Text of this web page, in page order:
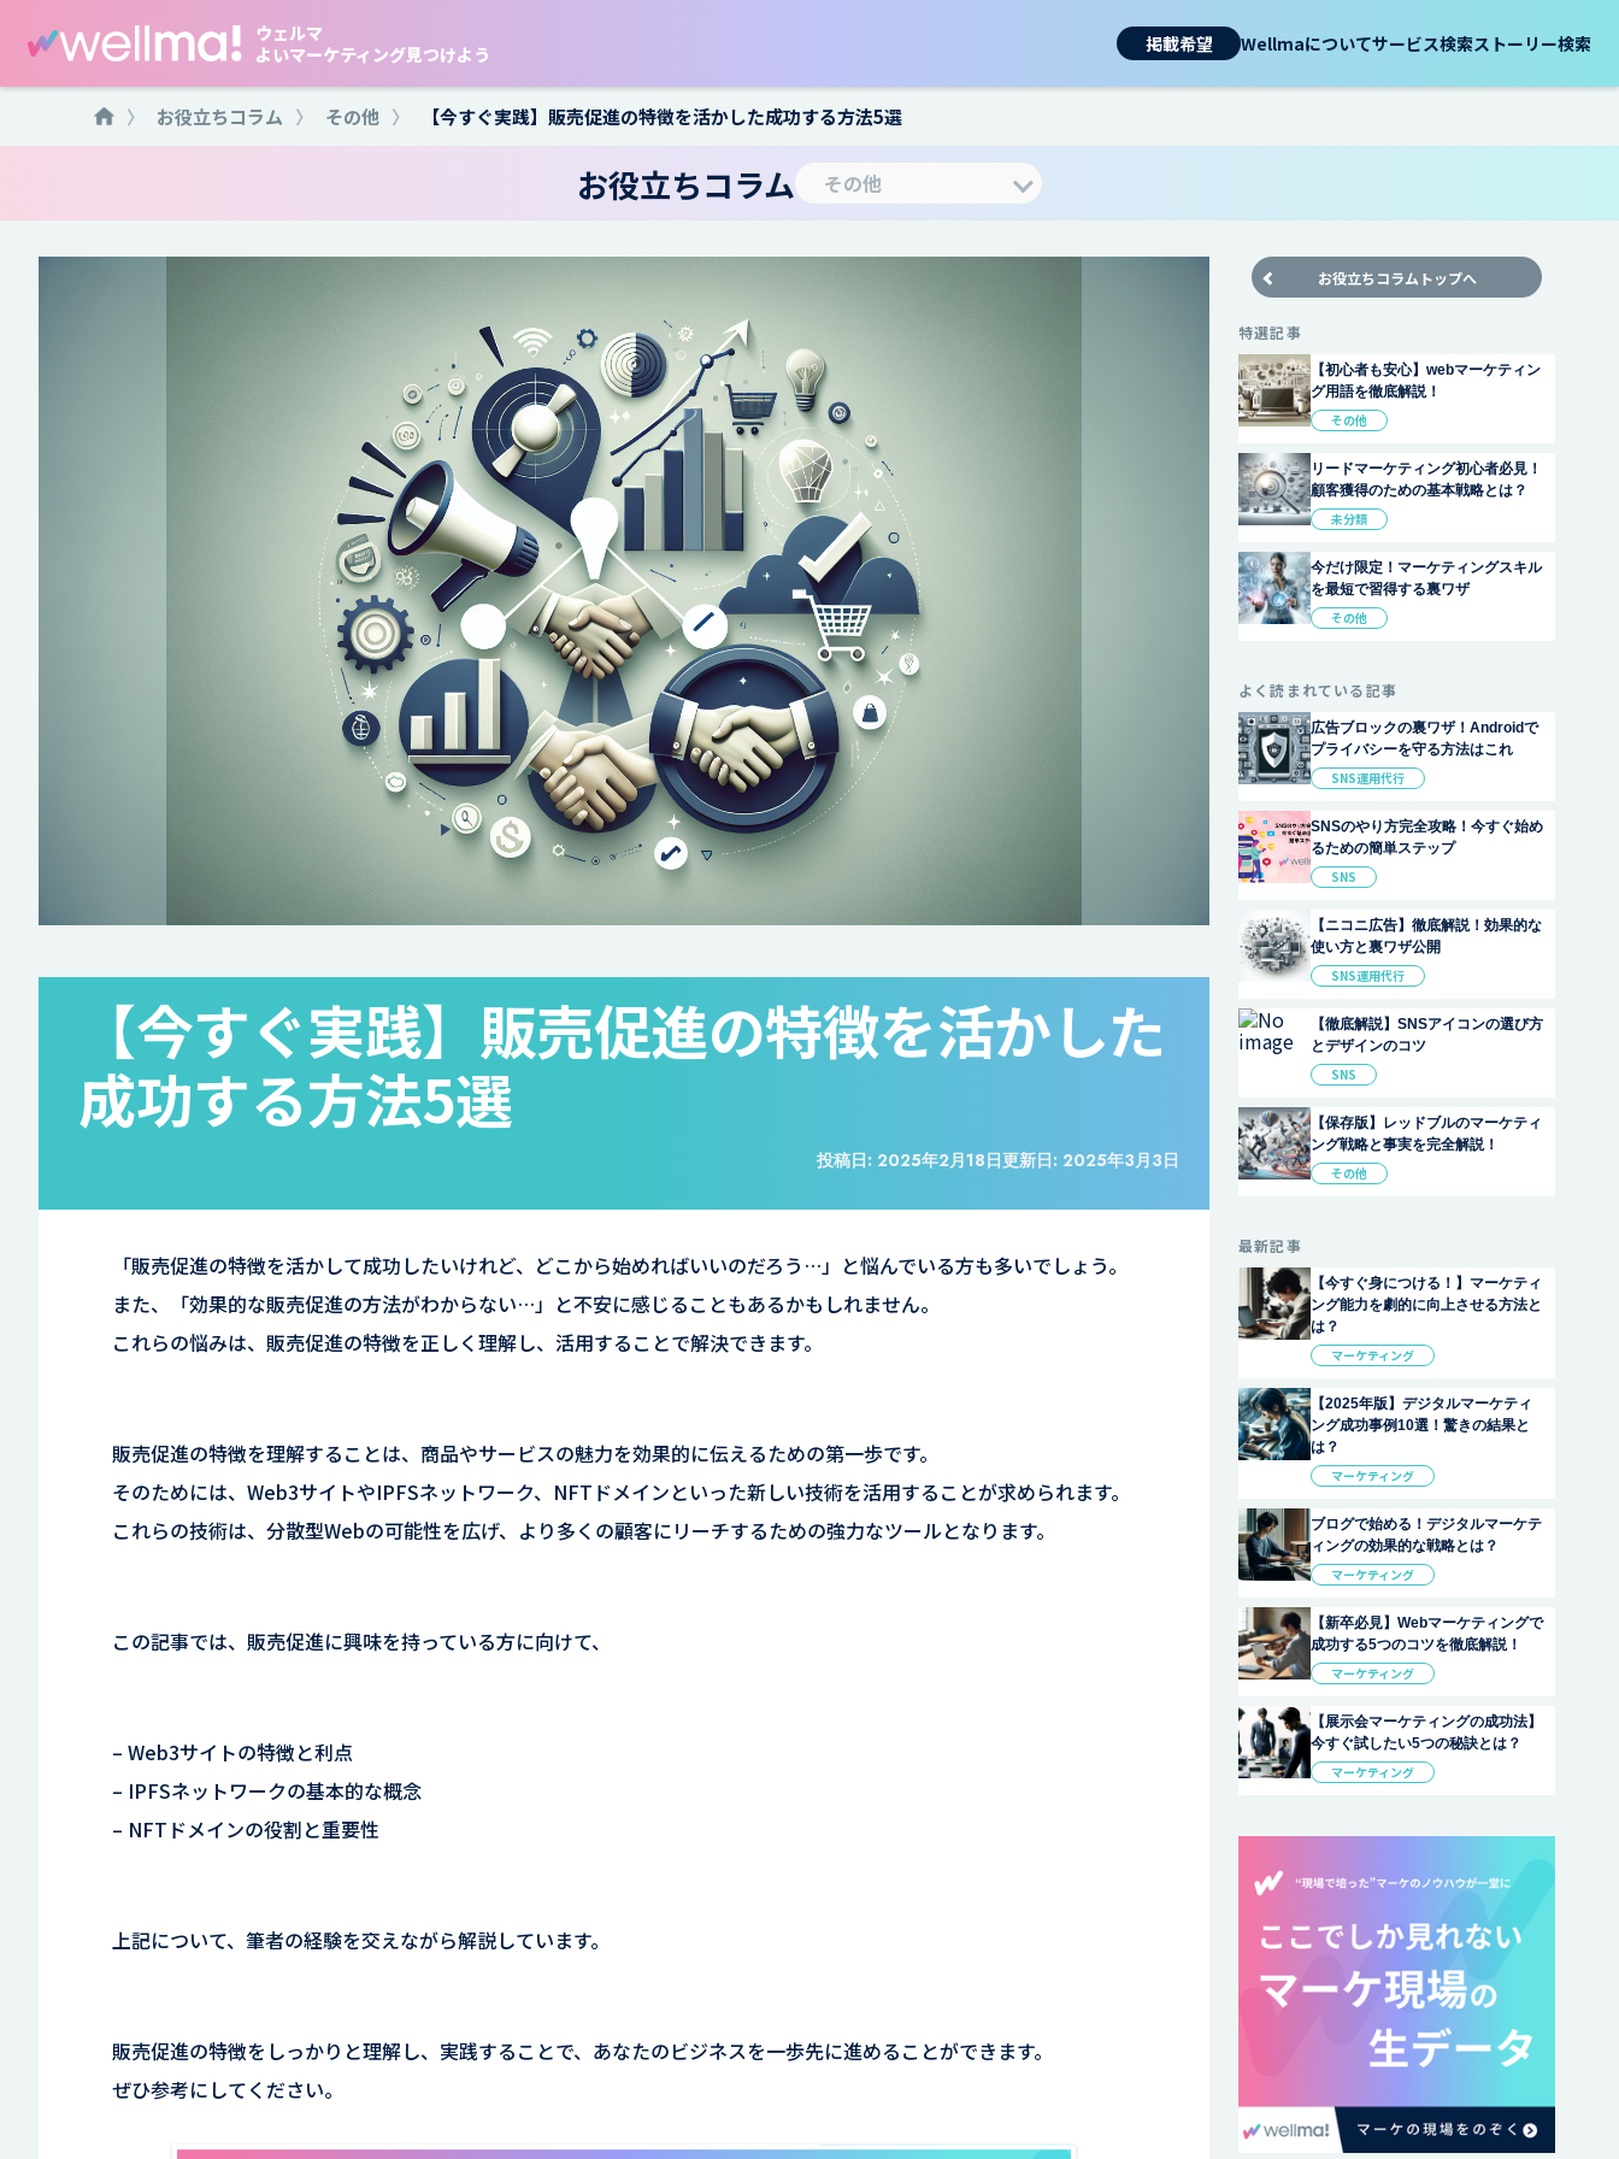
ウェルマ
よいマーケティング見つけよう
掲載希望 Wellmaについてサービス検索ストーリー検索
〉 お役立ちコラム 〉 その他 〉 【今すぐ実践】販売促進の特徴を活かした成功する方法5選
お役立ちコラム
【今すぐ実践】販売促進の特徴を活かした
成功する方法5選
投稿日: 2025年2月18日更新日: 2025年3月3日
「販売促進の特徴を活かして成功したいけれど、どこから始めればいいのだろう…」と悩んでいる方も多いでしょう。
また、「効果的な販売促進の方法がわからない…」と不安に感じることもあるかもしれません。
これらの悩みは、販売促進の特徴を正しく理解し、活用することで解決できます。
販売促進の特徴を理解することは、商品やサービスの魅力を効果的に伝えるための第一歩です。
そのためには、Web3サイトやIPFSネットワーク、NFTドメインといった新しい技術を活用することが求められます。
これらの技術は、分散型Webの可能性を広げ、より多くの顧客にリーチするための強力なツールとなります。
この記事では、販売促進に興味を持っている方に向けて、
– Web3サイトの特徴と利点
– IPFSネットワークの基本的な概念
– NFTドメインの役割と重要性
上記について、筆者の経験を交えながら解説しています。
販売促進の特徴をしっかりと理解し、実践することで、あなたのビジネスを一歩先に進めることができます。
ぜひ参考にしてください。
お役立ちコラムトップへ
特選記事
【初心者も安心】webマーケティン
グ用語を徹底解説！
その他
リードマーケティング初心者必見！
顧客獲得のための基本戦略とは？
未分類
今だけ限定！マーケティングスキル
を最短で習得する裏ワザ
その他
よく読まれている記事
広告ブロックの裏ワザ！Androidで
プライバシーを守る方法はこれ
SNS運用代行
SNSのやり方完全攻略！今すぐ始め
るための簡単ステップ
SNS
【ニコニ広告】徹底解説！効果的な
使い方と裏ワザ公開
SNS運用代行
【徹底解説】SNSアイコンの選び方
とデザインのコツ
SNS
【保存版】レッドブルのマーケティ
ング戦略と事実を完全解説！
その他
最新記事
【今すぐ身につける！】マーケティ
ング能力を劇的に向上させる方法と
は？
マーケティング
【2025年版】デジタルマーケティ
ング成功事例10選！驚きの結果と
は？
マーケティング
ブログで始める！デジタルマーケテ
ィングの効果的な戦略とは？
マーケティング
【新卒必見】Webマーケティングで
成功する5つのコツを徹底解説！
マーケティング
【展示会マーケティングの成功法】
今すぐ試したい5つの秘訣とは？
マーケティング